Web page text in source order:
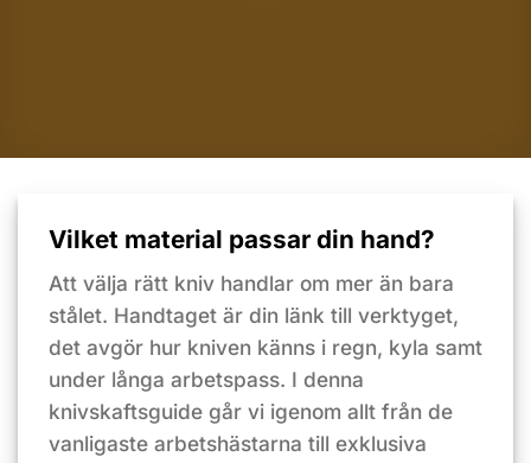
Vilket material passar din hand?
Att välja rätt kniv handlar om mer än bara
stålet. Handtaget är din länk till verktyget,
det avgör hur kniven känns i regn, kyla samt
under långa arbetspass. I denna
knivskaftsguide går vi igenom allt från de
vanligaste arbetshästarna till exklusiva